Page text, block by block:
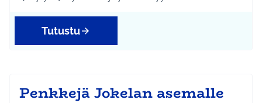
Tutustu
Penkkejä Jokelan asemalle